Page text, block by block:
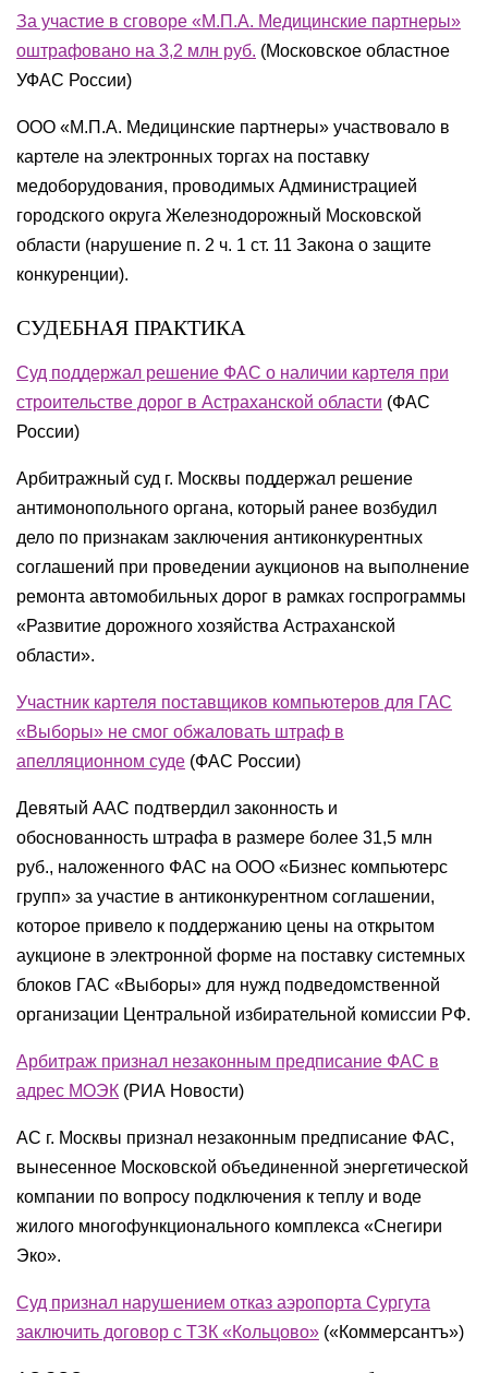
За участие в сговоре «М.П.А. Медицинские партнеры»
оштрафовано на 3,2 млн руб. (Московское областное
УФАС России)
ООО «М.П.А. Медицинские партнеры» участвовало в
картеле на электронных торгах на поставку
медоборудования, проводимых Администрацией
городского округа Железнодорожный Московской
области (нарушение п. 2 ч. 1 ст. 11 Закона о защите
конкуренции).
СУДЕБНАЯ ПРАКТИКА
Суд поддержал решение ФАС о наличии картеля при
строительстве дорог в Астраханской области (ФАС
России)
Арбитражный суд г. Москвы поддержал решение
антимонопольного органа, который ранее возбудил
дело по признакам заключения антиконкурентных
соглашений при проведении аукционов на выполнение
ремонта автомобильных дорог в рамках госпрограммы
«Развитие дорожного хозяйства Астраханской
области».
Участник картеля поставщиков компьютеров для ГАС
«Выборы» не смог обжаловать штраф в
апелляционном суде (ФАС России)
Девятый ААС подтвердил законность и
обоснованность штрафа в размере более 31,5 млн
руб., наложенного ФАС на ООО «Бизнес компьютерс
групп» за участие в антиконкурентном соглашении,
которое привело к поддержанию цены на открытом
аукционе в электронной форме на поставку системных
блоков ГАС «Выборы» для нужд подведомственной
организации Центральной избирательной комиссии РФ.
Арбитраж признал незаконным предписание ФАС в
адрес МОЭК (РИА Новости)
АС г. Москвы признал незаконным предписание ФАС,
вынесенное Московской объединенной энергетической
компании по вопросу подключения к теплу и воде
жилого многофункционального комплекса «Снегири
Эко».
Суд признал нарушением отказ аэропорта Сургута
заключить договор с ТЗК «Кольцово» («Коммерсантъ»)